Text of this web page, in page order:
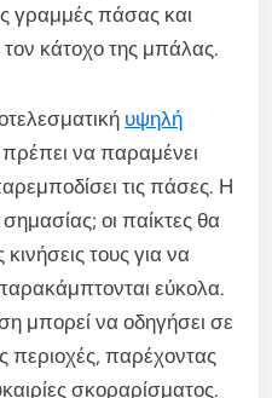
γραμμές πάσας και
τον κάτοχο της μπάλας.
υψηλή
να παραμένει
τις πάσες. Η
σημασίας; οι παίκτες θα
τους για να
εύκολα.
μπορεί να οδηγήσει σε
περιοχές, παρέχοντας
σκοραρίσματος.